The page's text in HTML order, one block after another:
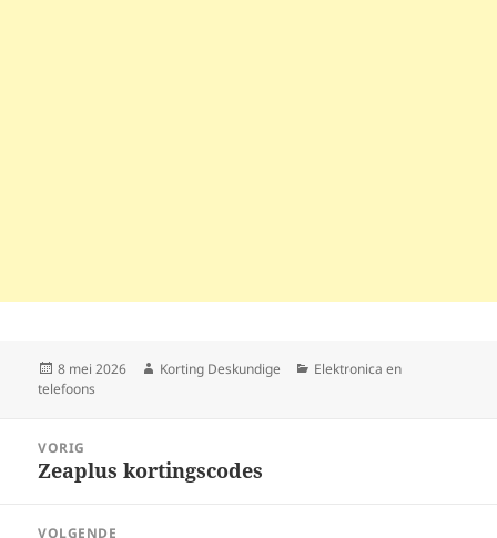
Geplaatst
op
8 mei 2026 Auteur
Korting Deskundige Categorieën
Elektronica en
telefoons
navigatie
VORIG
Vorig
Zeaplus kortingscodes
VOLGENDE